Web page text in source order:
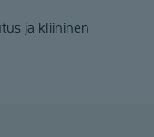
ja kliininen